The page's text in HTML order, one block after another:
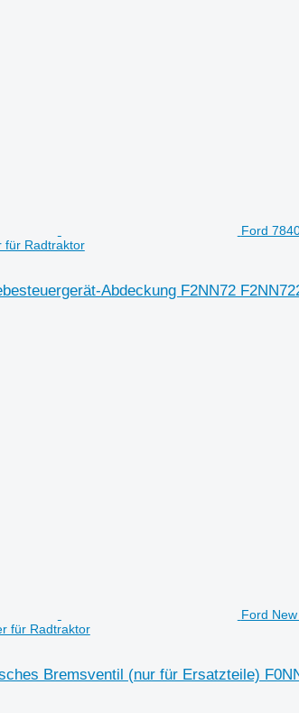
Ford
für Radtraktor
Abdeckung F2NN72
Ford
für Radtraktor
Bremsventil (nur für Ersatzteile)